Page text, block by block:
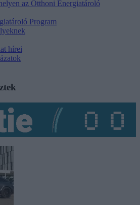
az Otthoni Energiatároló
Program
hírei